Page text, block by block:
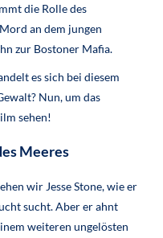
die Rolle des
an dem jungen
zur Bostoner Mafia.
es sich bei diesem
Nun, um das
sehen!
Meeres
wir Jesse Stone, wie er
sucht. Aber er ahnt
weiteren ungelösten